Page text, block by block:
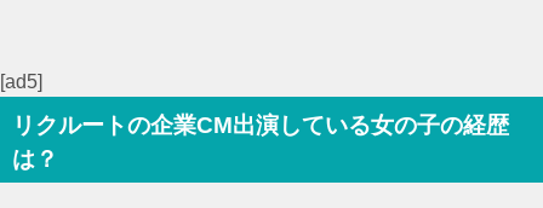
[ad5]
リクルートの企業CM出演している女の子の経歴
は？